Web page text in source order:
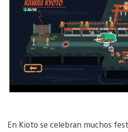
En Kioto se celebran muchos